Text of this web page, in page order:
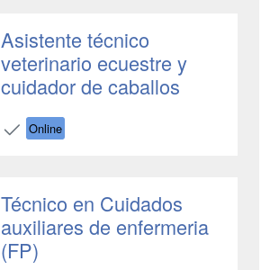
Asistente técnico
veterinario ecuestre y
cuidador de caballos
Online
Técnico en Cuidados
auxiliares de enfermeria
(FP)